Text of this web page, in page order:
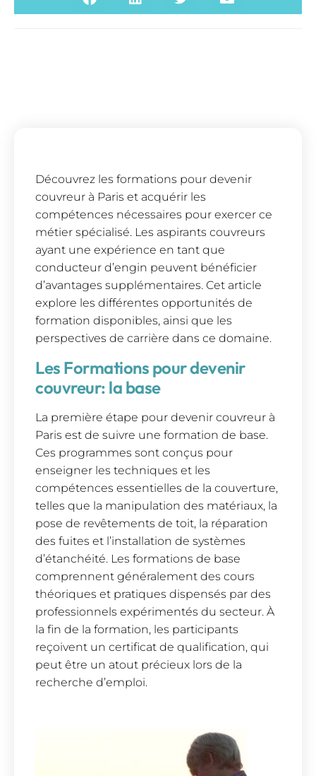
Découvrez les formations pour devenir
couvreur à Paris et acquérir les
compétences nécessaires pour exercer ce
métier spécialisé. Les aspirants couvreurs
ayant une expérience en tant que
conducteur d’engin peuvent bénéficier
d’avantages supplémentaires. Cet article
explore les différentes opportunités de
formation disponibles, ainsi que les
perspectives de carrière dans ce domaine.
Les Formations pour devenir
couvreur: la base
La première étape pour devenir couvreur à
Paris est de suivre une formation de base.
Ces programmes sont conçus pour
enseigner les techniques et les
compétences essentielles de la couverture,
telles que la manipulation des matériaux, la
pose de revêtements de toit, la réparation
des fuites et l’installation de systèmes
d’étanchéité. Les formations de base
comprennent généralement des cours
théoriques et pratiques dispensés par des
professionnels expérimentés du secteur. À
la fin de la formation, les participants
reçoivent un certificat de qualification, qui
peut être un atout précieux lors de la
recherche d’emploi.